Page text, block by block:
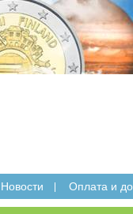
Новости Оплата и